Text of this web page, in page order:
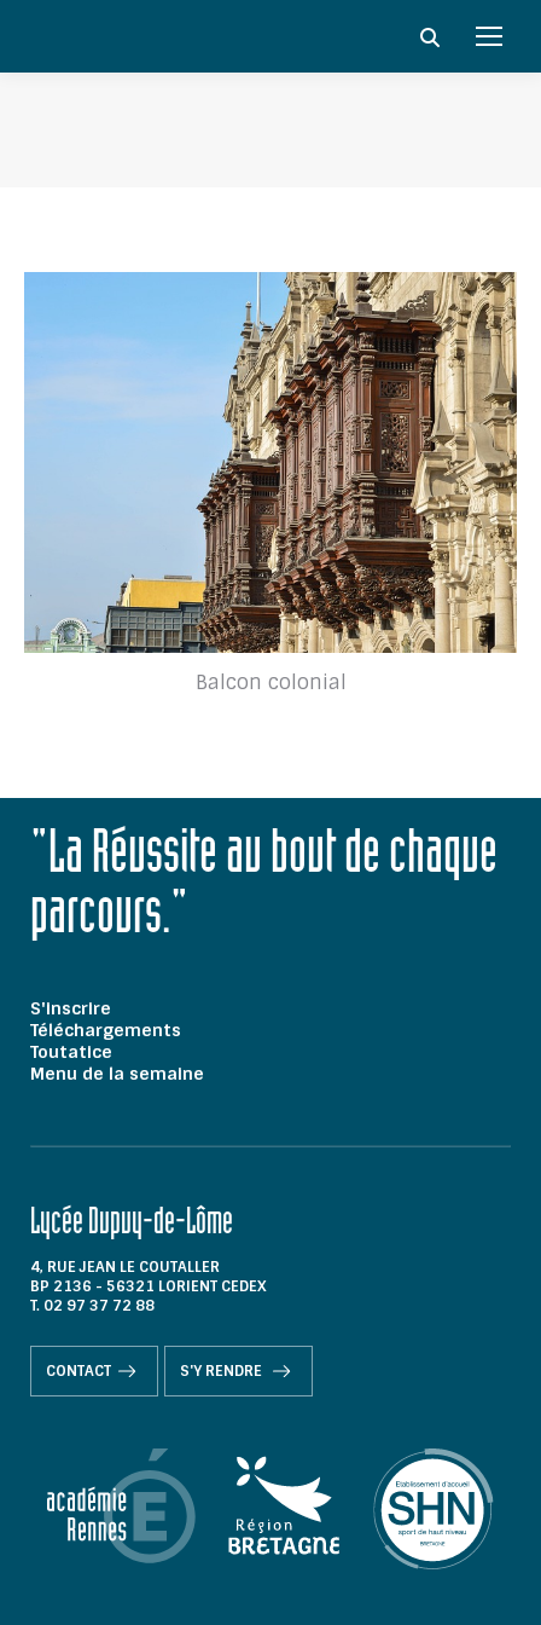
Search:
Balcon colonial
"La Réussite au bout de chaque
parcours."
S'inscrire
Téléchargements
Toutatice
Menu de la semaine
Lycée Dupuy-de-Lôme
4, RUE JEAN LE COUTALLER
BP 2136 - 56321 LORIENT CEDEX
T. 02 97 37 72 88
CONTACT S'Y RENDRE